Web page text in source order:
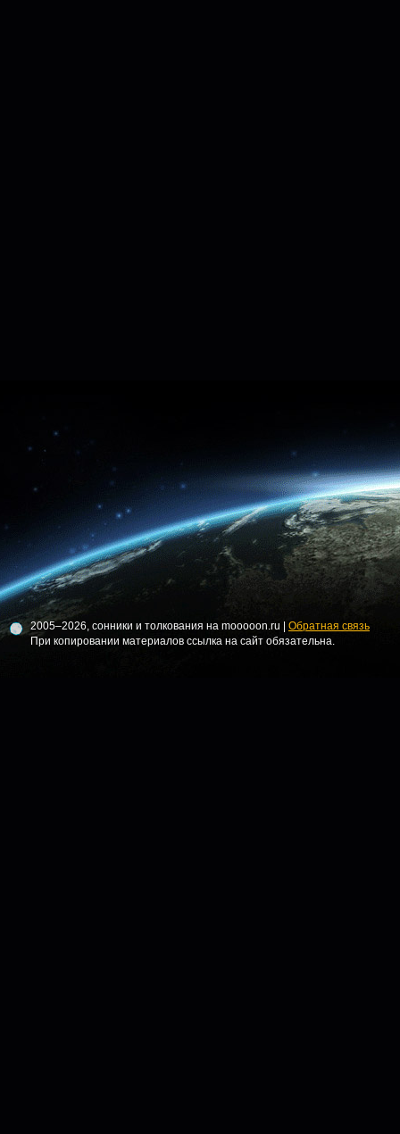
2005–2026, сонники и толкования на mooooon.ru | Обратная связь
При копировании материалов ссылка на сайт обязательна.